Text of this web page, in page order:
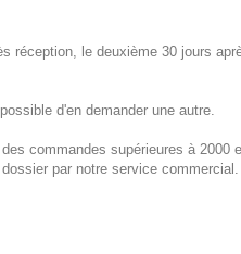
réception, le deuxième 30 jours
d'en demander une autre.
commandes supérieures à 2000
par notre service commercial.